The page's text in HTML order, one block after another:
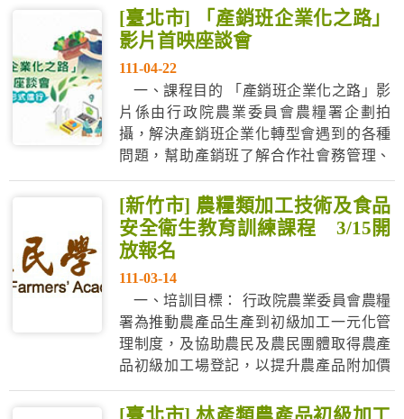
場檢驗結果，養殖場水、底土完全合格，
同時已自6月15日啟動內銷、外銷及加工等
三項措施，除協助建構內外銷市場，確保
漁民收益，本次事件為轉機，配合養殖振
興及...
[臺北市] 「產銷班企業化之路」
影片首映座談會
111-04-22
一、課程目的 「產銷班企業化之路」影
片係由行政院農業委員會農糧署企劃拍
攝，解決產銷班企業化轉型會遇到的各種
問題，幫助產銷班了解合作社會務管理、
財會稅務規劃、財務報表、成本會計以及
如何掌握成本共創利潤，共榮共好。透過
與專家訪談協助農業產銷班進階擴大經營
規模，提升產業競爭力。 本次活動將以線
上直播之方式，舉辦共4場次之【影片首
映...
[新竹市] 農糧類加工技術及食品
安全衛生教育訓練課程 3/15開
放報名
111-03-14
一、培訓目標： 行政院農業委員會農糧
署為推動農產品生產到初級加工一元化管
理制度，及協助農民及農民團體取得農產
品初級加工場登記，以提升農產品附加價
值，111年度依農產品初級加工場管理辦法
指定食品工業發展研究所辦理「農產加工